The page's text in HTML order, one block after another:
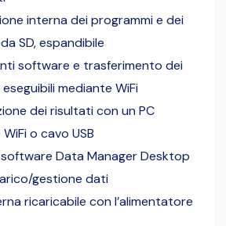
interna dei programmi e dei
SD, espandibile
software e trasferimento dei
mediante WiFi
dei risultati con un PC
o cavo USB
Data Manager Desktop
gestione dati
ricaricabile con l’alimentatore